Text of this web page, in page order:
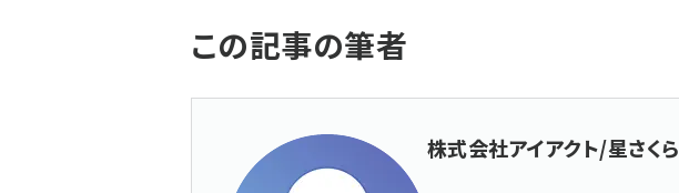
この記事の筆者
株式会社アイアクト/星さくら